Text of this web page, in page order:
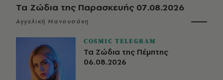
Τα Ζώδια της Παρασκευής 07.08.2026
Αγγελική Μανουσάκη
COSMIC TELEGRAM
Τα Ζώδια της Πέμπτης
06.08.2026